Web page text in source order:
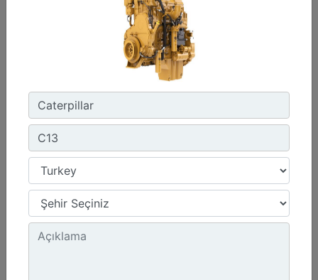
Maksimum Güç :
690 hp - 515 kW